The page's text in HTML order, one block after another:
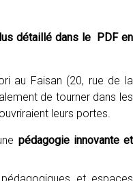
détaillé dans le PDF en
au Faisan (20, rue de la
de tourner dans les
leurs portes.
pédagogie innovante et